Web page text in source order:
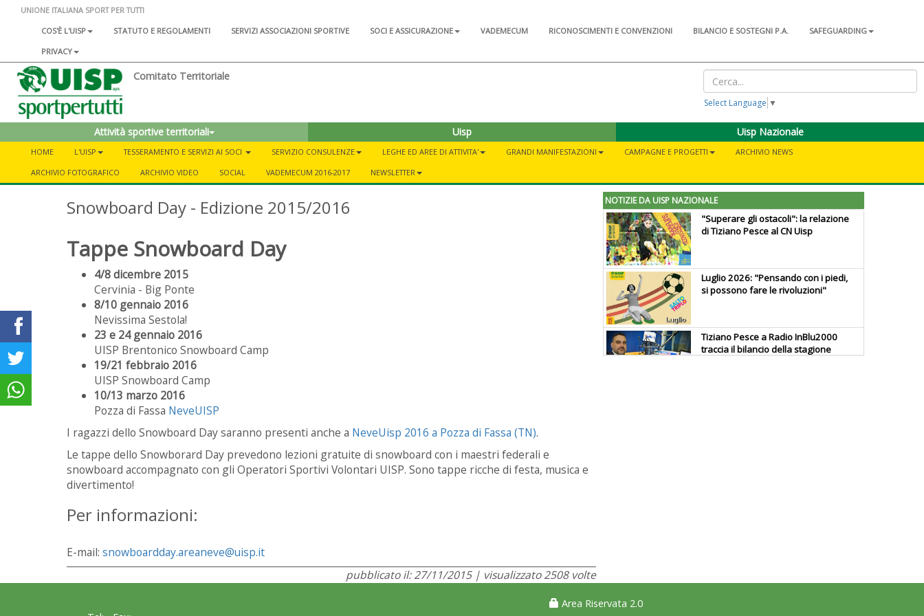
UNIONE ITALIANA SPORT PER TUTTI
COS'È L'UISP
STATUTO E REGOLAMENTI SERVIZI ASSOCIAZIONI SPORTIVE SOCI E ASSICURAZIONE VADEMECUM RICONOSCIMENTI E CONVENZIONI BILANCIO E SOSTEGNI P.A.
SAFEGUARDING
PRIVACY
Comitato Territoriale
Select Language ▼
Attività sportive territoriali Uisp Uisp Nazionale
HOME L'UISP TESSERAMENTO E SERVIZI AI SOCI SERVIZIO CONSULENZE LEGHE ED AREE DI ATTIVITA' GRANDI MANIFESTAZIONI CAMPAGNE E PROGETTI
ARCHIVIO NEWS
ARCHIVIO FOTOGRAFICO
ARCHIVIO VIDEO SOCIAL VADEMECUM 2016-2017 NEWSLETTER
Snowboard Day - Edizione 2015/2016
Tappe Snowboard Day
4/8 dicembre 2015
Cervinia - Big Ponte
8/10 gennaio 2016
Nevissima Sestola!
23 e 24 gennaio 2016
UISP Brentonico Snowboard Camp
19/21 febbraio 2016
UISP Snowboard Camp
10/13 marzo 2016
Pozza di Fassa NeveUISP
I ragazzi dello Snowboard Day saranno presenti anche a NeveUisp 2016 a Pozza di Fassa (TN).
Le tappe dello Snowborard Day prevedono lezioni gratuite di snowboard con i maestri federali e
snowboard accompagnato con gli Operatori Sportivi Volontari UISP. Sono tappe ricche di festa, musica e
divertimento!
Per informazioni:
E-mail: snowboardday.areaneve@uisp.it
pubblicato il: 27/11/2015 | visualizzato 2508 volte
NOTIZIE DA UISP NAZIONALE
"Superare gli ostacoli": la relazione
di Tiziano Pesce al CN Uisp
Luglio 2026: "Pensando con i piedi,
si possono fare le rivoluzioni"
Tiziano Pesce a Radio InBlu2000
traccia il bilancio della stagione
Area Riservata 2.0